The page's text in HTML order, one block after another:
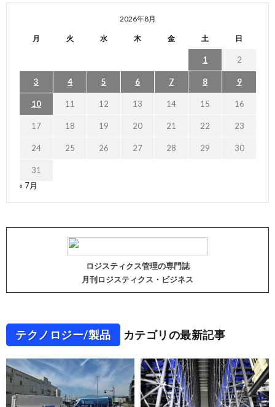
2026年8月
月 火 水 木 金 土 日
1 2
3 4 5 6 7 8 9
10 11 12 13 14 15 16
17 18 19 20 21 22 23
24 25 26 27 28 29 30
31
« 7月
ロジスティクス管理の専門誌
月刊ロジスティクス・ビジネス
テクノロジー/製品 カテゴリの最新記事